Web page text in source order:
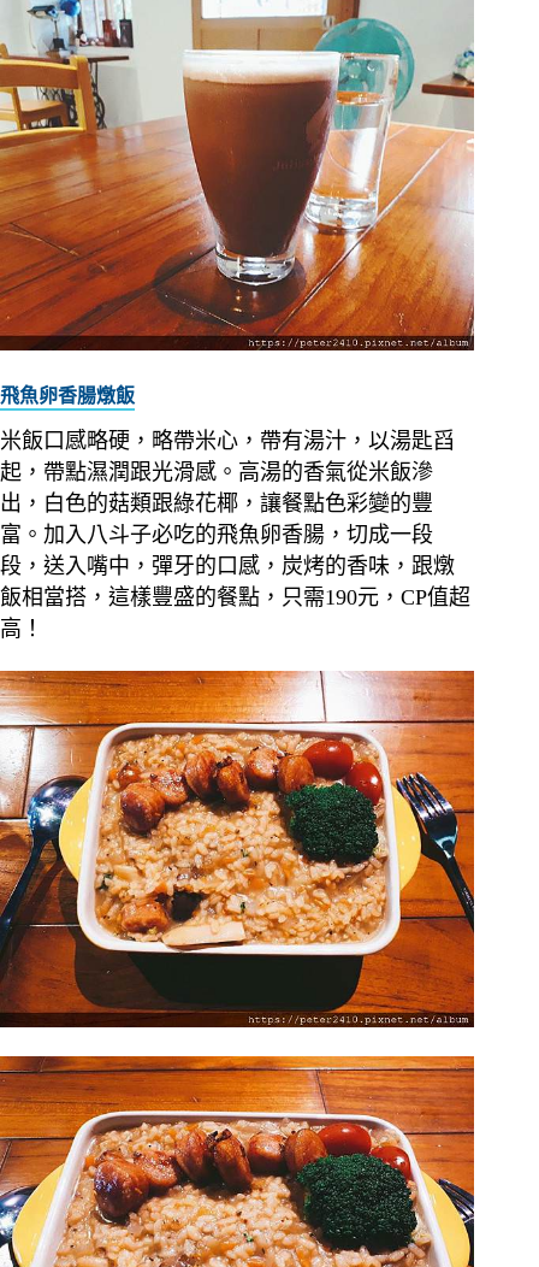
飛魚卵香腸燉飯
米飯口感略硬，略帶米心，帶有湯汁，以湯匙舀
起，帶點濕潤跟光滑感。高湯的香氣從米飯滲
出，白色的菇類跟綠花椰，讓餐點色彩變的豐
富。加入八斗子必吃的飛魚卵香腸，切成一段
段，送入嘴中，彈牙的口感，炭烤的香味，跟燉
飯相當搭，這樣豐盛的餐點，只需190元，CP值超
高！